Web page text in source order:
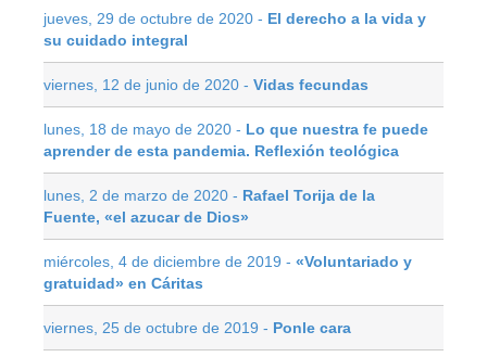
jueves, 29 de octubre de 2020 - El derecho a la vida y
su cuidado integral
viernes, 12 de junio de 2020 - Vidas fecundas
lunes, 18 de mayo de 2020 - Lo que nuestra fe puede
aprender de esta pandemia. Reflexión teológica
lunes, 2 de marzo de 2020 - Rafael Torija de la
Fuente, «el azucar de Dios»
miércoles, 4 de diciembre de 2019 - «Voluntariado y
gratuidad» en Cáritas
viernes, 25 de octubre de 2019 - Ponle cara